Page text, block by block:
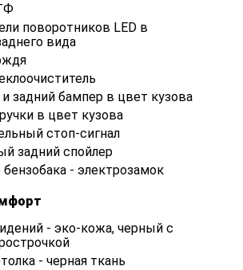
поворотников LED в
вида
задний бампер в цвет кузова
в цвет кузова
стоп-сигнал
задний спойлер
- электрозамок
- эко-кожа, черный с
- черная ткань